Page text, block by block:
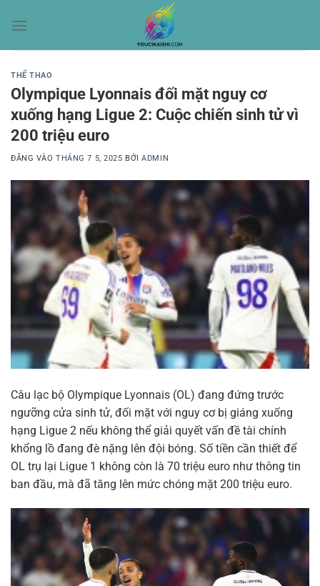
qua
THỂ THAO
Olympique Lyonnais đối mặt nguy cơ
xuống hạng Ligue 2: Cuộc chiến sinh tử vì
200 triệu euro
ĐĂNG VÀOTHÁNG 7 5, 2025 BỞIADMIN
Câu lạc bộ Olympique Lyonnais (OL) đang đứng trước
ngưỡng cửa sinh tử, đối mặt với nguy cơ bị giáng xuống
hạng Ligue 2 nếu không thể giải quyết vấn đề tài chính
khổng lồ đang đè nặng lên đội bóng. Số tiền cần thiết để
OL trụ lại Ligue 1 không còn là 70 triệu euro như thông tin
ban đầu, mà đã tăng lên mức chóng mặt 200 triệu euro.